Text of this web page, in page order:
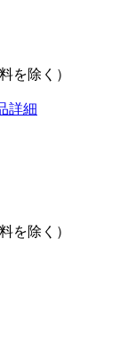
を除く）
詳細
を除く）